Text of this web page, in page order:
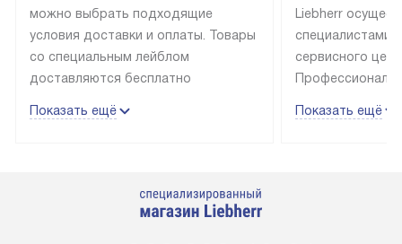
можно выбрать подходящие
условия доставки и оплаты. Товары
со специальным лейблом
доставляются бесплатно
до подъезда, выезд за МКАД
в течение трех дней. Доставка
Показать ещё
Liebherr
специалистами
сервисного
эксплуатации
Показать ещё